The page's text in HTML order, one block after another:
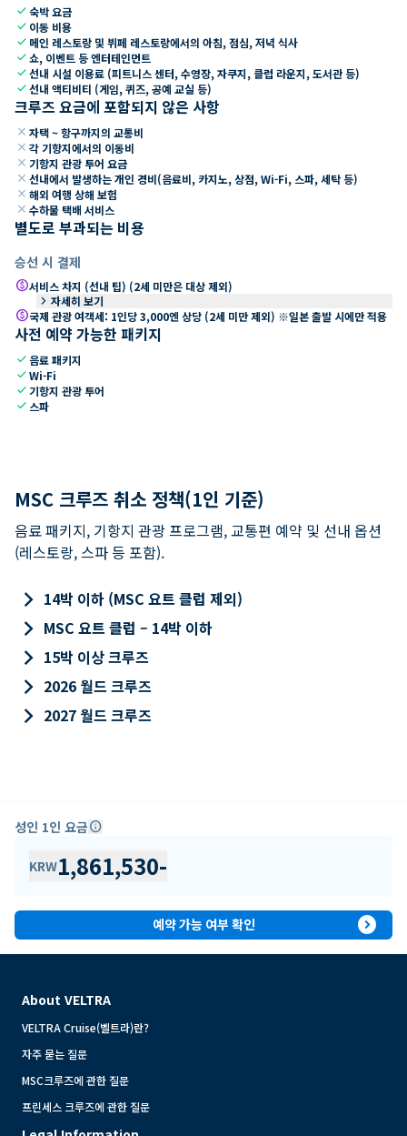
check숙박 요금
check 이동 비용
check 메인 레스토랑 및 뷔페 레스토랑에서의 아침, 점심, 저녁 식사
check쇼, 이벤트 등 엔터테인먼트
check선내 시설 이용료 (피트니스 센터, 수영장, 자쿠지, 클럽 라운지, 도서관 등)
check선내 액티비티 (게임, 퀴즈, 공예 교실 등)
크루즈 요금에 포함되지 않은 사항
close 자택 ~ 항구까지의 교통비
close 각 기항지에서의 이동비
close 기항지 관광 투어 요금
close 선내에서 발생하는 개인 경비(음료비, 카지노, 상점, Wi-Fi, 스파, 세탁 등)
close 해외 여행 상해 보험
close 수하물 택배 서비스
별도로 부과되는 비용
승선 시 결제
paid서비스 차지 (선내 팁) (2세 미만은 대상 제외)
keyboard_arrow_right 자세히 보기
paid국제 관광 여객세: 1인당 3,000엔 상당 (2세 미만 제외) ※일본 출발 시에만 적용
사전 예약 가능한 패키지
check 음료 패키지
checkWi-Fi
check 기항지 관광 투어
check 스파
MSC 크루즈 취소 정책(1인 기준)
음료 패키지, 기항지 관광 프로그램, 교통편 예약 및 선내 옵션
(레스토랑, 스파 등 포함).
keyboard_arrow_right 14박 이하 (MSC 요트 클럽 제외)
keyboard_arrow_right MSC 요트 클럽 – 14박 이하
keyboard_arrow_right 15박 이상 크루즈
keyboard_arrow_right 2026 월드 크루즈
keyboard_arrow_right 2027 월드 크루즈
성인 1인 요금info
KRW1,861,530-
예약 가능 여부 확인 expand_circle_right
About VELTRA
VELTRA Cruise(벨트라)란?
자주 묻는 질문
MSC크루즈에 관한 질문
프린세스 크루즈에 관한 질문